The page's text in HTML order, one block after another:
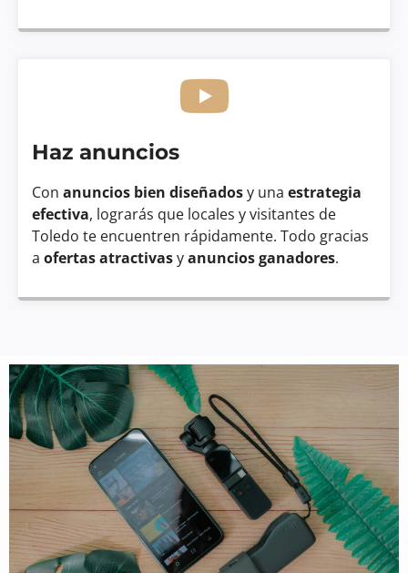
Haz anuncios
Con anuncios bien diseñadosy una estrategia
efectiva, lograrás que locales y visitantes de
Toledo te encuentren rápidamente. Todo gracias
a ofertas atractivasyanuncios ganadores.